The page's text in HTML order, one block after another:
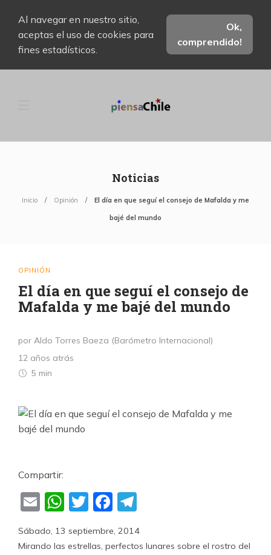
Al navegar en nuestro sitio,
aceptas el uso de cookies para
fines estadísticos.
Ok,
comprendido!
Noticias
Inicio Opinión El día en que seguí el consejo de Mafalda y me
bajé del mundo
OPINIÓN
El día en que seguí el consejo de
Mafalda y me bajé del mundo
por Aldo Torres Baeza (Barómetro Internacional)
12 años atrás
5 min
Compartir:
EmailWhatsApp
TwitterFacebook
Sábado, 13 septiembre, 2014
Mirando las estrellas, perfectos lunares sobre el rostro del